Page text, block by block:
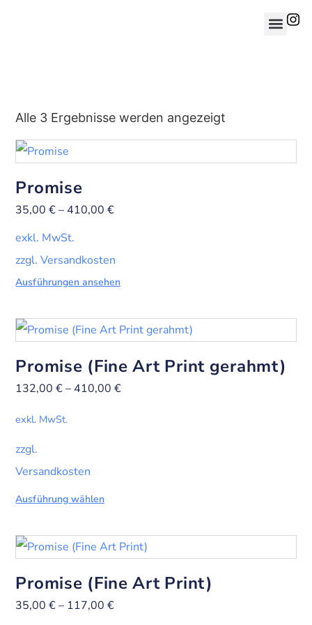
Alle 3 Ergebnisse werden angezeigt
Promise
35,00€– 410,00€
exkl. MwSt.
zzgl. Versandkosten
Ausführungen ansehen
Promise (Fine Art Print gerahmt)
132,00€– 410,00€
exkl. MwSt.
zzgl.
Versandkosten
Ausführung wählen
Promise (Fine Art Print)
35,00€– 117,00€